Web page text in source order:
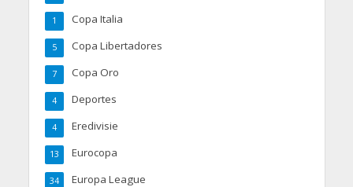
Copa Italia
1
Copa Libertadores
5
Copa Oro
7
Deportes
4
Eredivisie
4
Eurocopa
13
Europa League
34